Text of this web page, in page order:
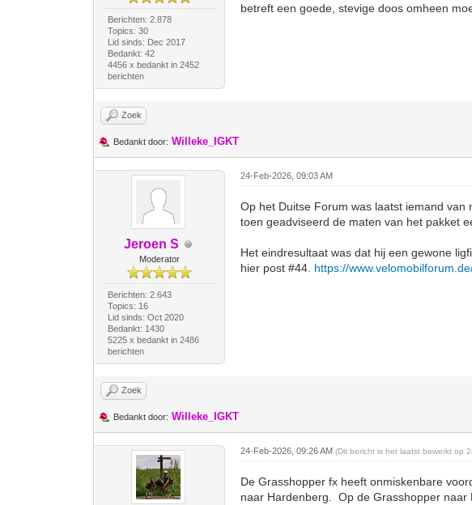
Berichten: 2.878
Topics: 30
Lid sinds: Dec 2017
Bedankt: 42
4456 x bedankt in 2452
berichten
betreft een goede, stevige doos omheen
Zoek
Bedankt door: Willeke_IGKT
Jeroen S
Moderator
Berichten: 2.643
Topics: 16
Lid sinds: Oct 2020
Bedankt: 1430
5225 x bedankt in 2486
berichten
24-Feb-2026, 09:03 AM
Op het Duitse Forum was laatst iemand
toen geadviseerd de maten van het pakket
Het eindresultaat was dat hij een gewone
hier post #44. https://
Zoek
Bedankt door: Willeke_IGKT
24-Feb-2026, 09:26 AM(Dit bericht is het laatst bewerkt op
De Grasshopper fx heeft onmiskenbare
naar Hardenberg. Op de Grasshopper naar